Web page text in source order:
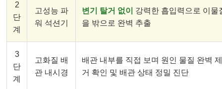
2
단
계
고성능 파
워 석션기
변기 탈거 없이
강력한 흡입력으로 이물
을 밖으로 완벽 추출
3
단
계
고화질 배
관 내시경
배관 내부를 직접 보며 원인 물질 완벽 제
거 확인 및 배관 상태 정밀 진단